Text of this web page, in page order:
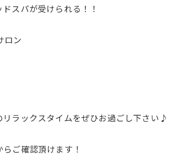
スパが受けられる！！
ロン
ラックスタイムをぜひお過ごし下さい♪
ご確認頂けます！